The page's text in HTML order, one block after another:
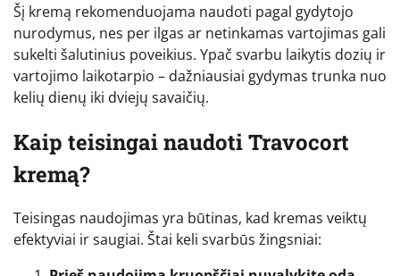
Šį kremą rekomenduojama naudoti pagal gydytojo
nurodymus, nes per ilgas ar netinkamas vartojimas gali
sukelti šalutinius poveikius. Ypač svarbu laikytis dozių ir
vartojimo laikotarpio – dažniausiai gydymas trunka nuo
kelių dienų iki dviejų savaičių.
Kaip teisingai naudoti Travocort
kremą?
Teisingas naudojimas yra būtinas, kad kremas veiktų
efektyviai ir saugiai. Štai keli svarbūs žingsniai: